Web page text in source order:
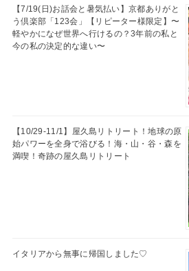
【7/19(日)お話会と暑気払い】京都ありがと
う倶楽部「123会」【リピーター様限定】〜
軽やかになぜ世界へ行けるの？3年前の私と
今の私の決定的な違い〜
【10/29-11/1】屋久島リトリート！地球の原
始パワーを全身で浴びる！海・山・谷・森を
満喫！奇跡の屋久島リトリート
イタリアから無事に帰国しました♡